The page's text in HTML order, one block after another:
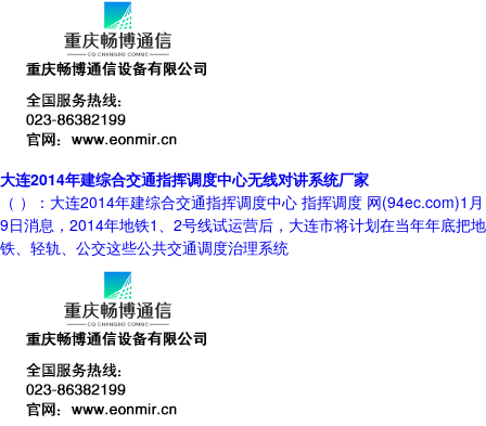
大连2014年建综合交通指挥调度中心无线对讲系统厂家
（ ）：大连2014年建综合交通指挥调度中心 指挥调度 网(94ec.com)1月
9日消息，2014年地铁1、2号线试运营后，大连市将计划在当年年底把地
铁、轻轨、公交这些公共交通调度治理系统